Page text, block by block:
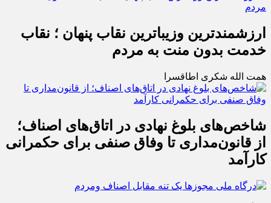
ارزشمندترین وزیباترین نقاب پنهان ؛ نقاب
خدمت بدون منت به مردم
همت الله شکری اطاقسرا
شاخص‌های بلوغ نهادی در اتاق‌های اصناف؛
از قانون‌مداری تا وفاق صنفی برای حکمرانی
کارآمد